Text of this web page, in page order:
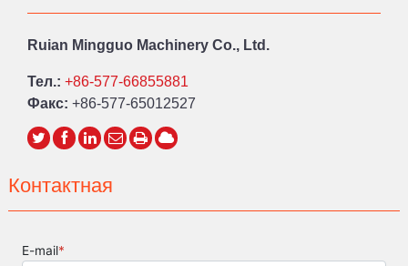
Ruian Mingguo Machinery Co., Ltd.
Тел.: +86-577-66855881
Факс: +86-577-65012527
Контактная